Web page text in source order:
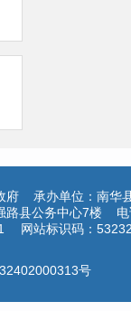
府 承办单位：南华
强路县公务中心7楼
网站标识码：
号